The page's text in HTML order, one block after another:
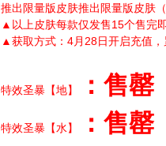
推出限量版皮肤推出限量版皮肤
▲以上皮肤每款仅发售15个售完
▲获取方式：4月28日开启充值
特效圣暴【地】 ： 售罄
特效圣暴【水】 ： 售罄